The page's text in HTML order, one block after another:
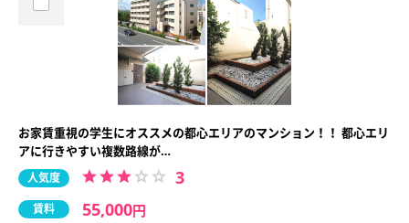
お家賃重視の学生にオススメの都心エリアのマンション！！ 都心エリ
アに行きやすい複数路線が…
人気度 3
賃料 55,000円